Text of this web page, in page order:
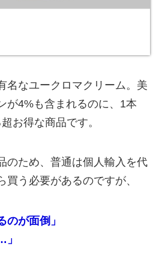
名なユークロマクリーム。美
が4%も含まれるのに、1本
お得な商品です。
のため、普通は個人輸入を代
買う必要があるのですが、
のが面倒」